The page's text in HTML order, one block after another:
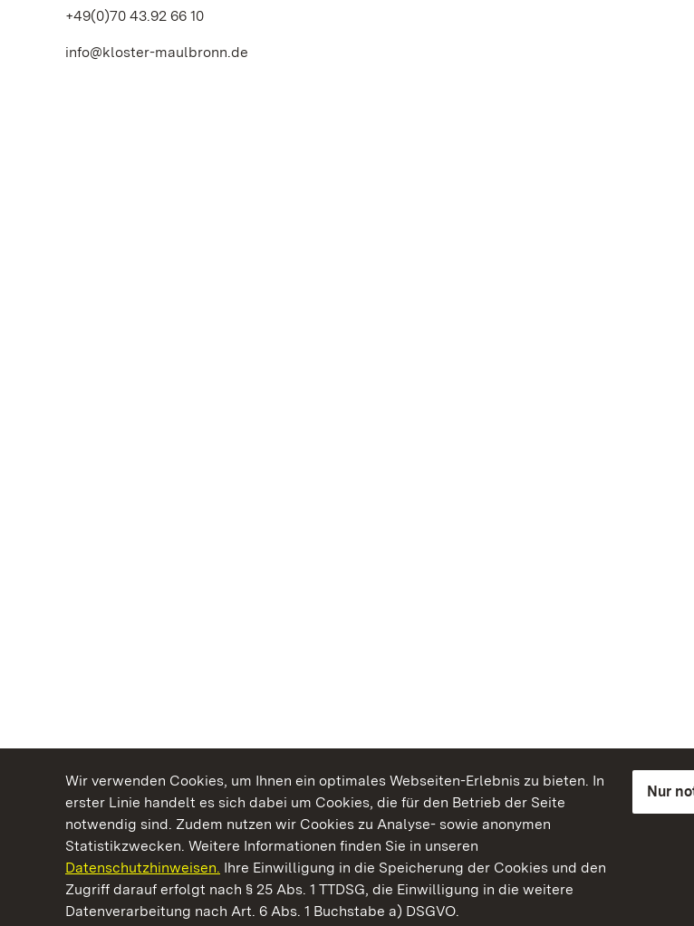
Wir verwenden Cookies, um Ihnen ein optimales Webseiten-Erlebnis zu bieten. In
erster Linie handelt es sich dabei um Cookies, die für den Betrieb der Seite
notwendig sind. Zudem nutzen wir Cookies zu Analyse- sowie anonymen
Statistikzwecken. Weitere Informationen finden Sie in unseren
Datenschutzhinweisen. Ihre Einwilligung in die Speicherung der Cookies und den
Zugriff darauf erfolgt nach § 25 Abs. 1 TTDSG, die Einwilligung in die weitere
Datenverarbeitung nach Art. 6 Abs. 1 Buchstabe a) DSGVO.
Nur
+49(0)70 43.92 66 10
info@kloster-maulbronn.de
Kommen. Staunen. Genießen.